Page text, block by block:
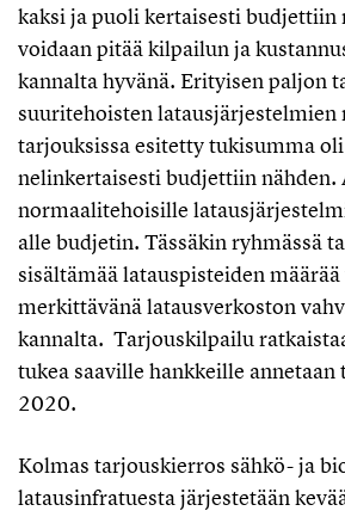
kaksi ja puoli kertaisesti budjettiin
voidaan pitää kilpailun ja
kannalta hyvänä. Erityisen paljon
suuritehoisten latausjärjestelmien
tarjouksissa esitetty tukisumma
nelinkertaisesti budjettiin nähden.
normaalitehoisille
alle budjetin. Tässäkin ryhmässä
sisältämää latauspisteiden
merkittävänä latausverkoston
kannalta. Tarjouskilpailu
tukea saaville hankkeille annetaan
2020.
Kolmas tarjouskierros sähkö- ja
latausinfratuesta järjestetään